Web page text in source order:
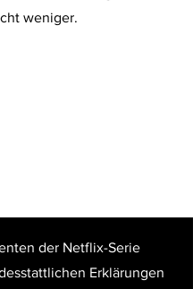
weniger.
der Netflix-Serie
Erklärungen